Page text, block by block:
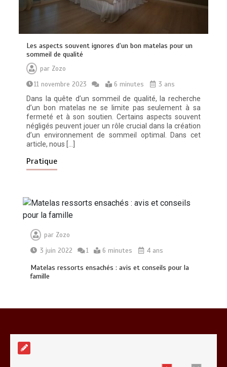
Les aspects souvent ignores d’un bon matelas pour un
sommeil de qualité
par Zozo
11 novembre 2023
6 minutes
3 ans
Dans la quête d’un sommeil de qualité, la recherche
d’un bon matelas ne se limite pas seulement à sa
fermeté et à son soutien. Certains aspects souvent
négligés peuvent jouer un rôle crucial dans la création
d’un environnement de sommeil optimal. Dans cet
article, nous […]
Pratique
par Zozo
3 juin 2022
1 6 minutes 4 ans
Matelas ressorts ensachés : avis et conseils pour la
famille
0 24 minutes
Alimentation équilibrée : ses bienfaits